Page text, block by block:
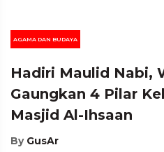
AGAMA DAN BUDAYA
Hadiri Maulid Nabi,
Gaungkan 4 Pilar
Masjid Al-Ihsaan
By GusAr